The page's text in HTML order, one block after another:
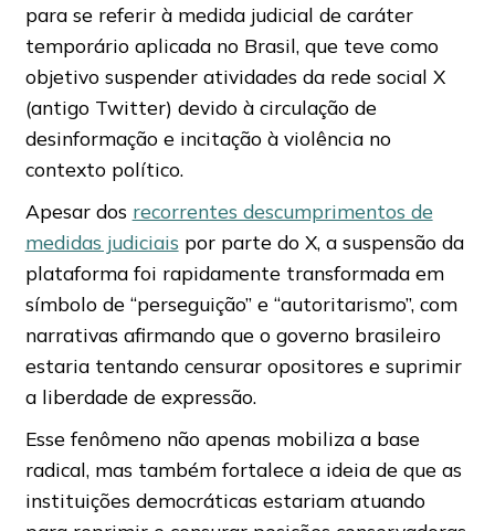
para se referir à medida judicial de caráter
temporário aplicada no Brasil, que teve como
objetivo suspender atividades da rede social X
(antigo Twitter) devido à circulação de
desinformação e incitação à violência no
contexto político.
Apesar dos recorrentes descumprimentos de
medidas judiciais por parte do X, a suspensão da
plataforma foi rapidamente transformada em
símbolo de “perseguição” e “autoritarismo”, com
narrativas afirmando que o governo brasileiro
estaria tentando censurar opositores e suprimir
a liberdade de expressão.
Esse fenômeno não apenas mobiliza a base
radical, mas também fortalece a ideia de que as
instituições democráticas estariam atuando